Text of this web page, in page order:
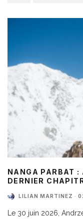
NANGA PARBAT :
DERNIER
LILIAN MARTINEZ ·
Le 30 juin 2026,